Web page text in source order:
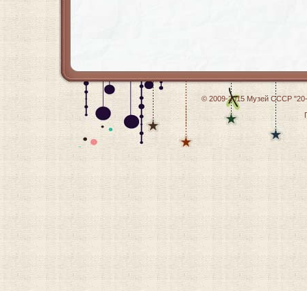
© 2009-2015 Музей СССР